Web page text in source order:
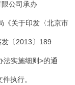
公司承办
《关于印发〈北京市
〔2013〕 189
法实施细则>的通
执行。